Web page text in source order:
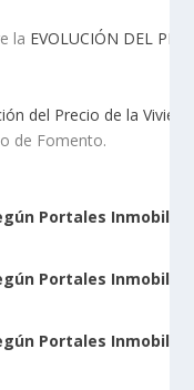
la EVOLUCIÓN DEL
del Precio de la
de Fomento.
Portales
Portales
Portales